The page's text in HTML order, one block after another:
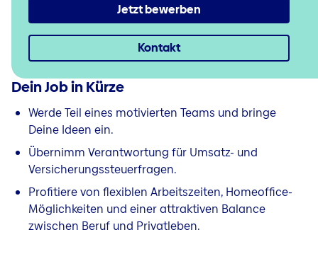
Dein Job in Kürze
Werde Teil eines motivierten Teams und bringe
Deine Ideen ein.
Übernimm Verantwortung für Umsatz- und
Versicherungssteuerfragen.
Profitiere von flexiblen Arbeitszeiten, Homeoffice-
Möglichkeiten und einer attraktiven Balance
zwischen Beruf und Privatleben.
Jetzt bewerben
Kontakt